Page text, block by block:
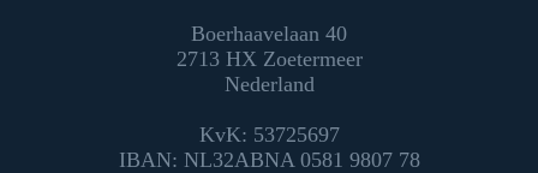
Boerhaavelaan 40
2713 HX Zoetermeer
Nederland
KvK: 53725697
IBAN: NL32ABNA 0581 9807 78